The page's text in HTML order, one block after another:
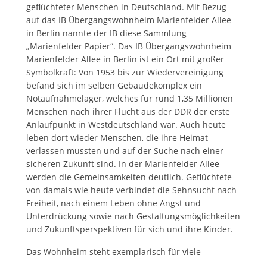
geflüchteter Menschen in Deutschland. Mit Bezug
auf das IB Übergangswohnheim Marienfelder Allee
in Berlin nannte der IB diese Sammlung
„Marienfelder Papier“. Das IB Übergangswohnheim
Marienfelder Allee in Berlin ist ein Ort mit großer
Symbolkraft: Von 1953 bis zur Wiedervereinigung
befand sich im selben Gebäudekomplex ein
Notaufnahmelager, welches für rund 1,35 Millionen
Menschen nach ihrer Flucht aus der DDR der erste
Anlaufpunkt in Westdeutschland war. Auch heute
leben dort wieder Menschen, die ihre Heimat
verlassen mussten und auf der Suche nach einer
sicheren Zukunft sind. In der Marienfelder Allee
werden die Gemeinsamkeiten deutlich. Geflüchtete
von damals wie heute verbindet die Sehnsucht nach
Freiheit, nach einem Leben ohne Angst und
Unterdrückung sowie nach Gestaltungsmöglichkeiten
und Zukunftsperspektiven für sich und ihre Kinder.
Das Wohnheim steht exemplarisch für viele